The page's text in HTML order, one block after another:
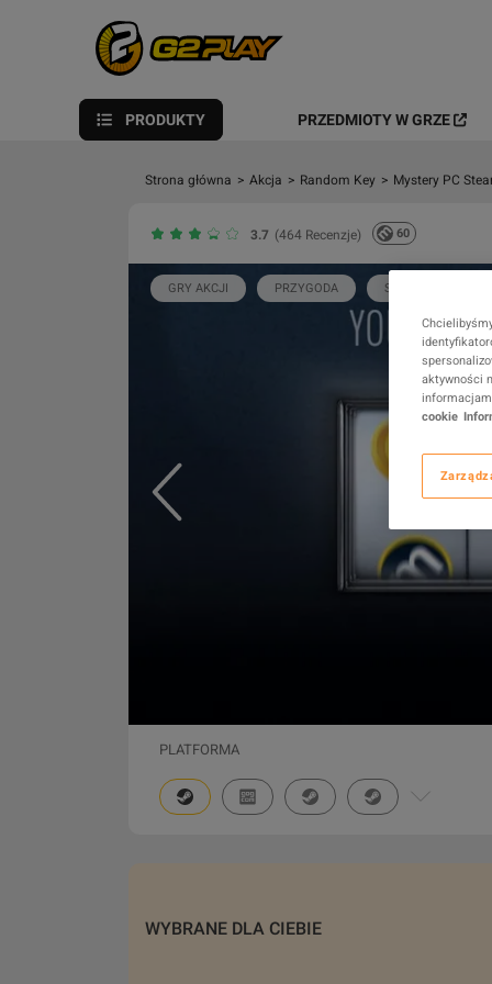
PRODUKTY PRZEDMIOTY W GRZE
Strona główna > Akcja > Random Key > Mystery PC
3.7 (464 Recenzje) 60
GRY AKCJI PRZYGODA STRATEGIA
PLATFORMA
WYBRANE DLA CIEBIE
aktywności
cookie